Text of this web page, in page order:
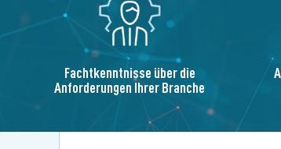
Fachtkenntnisse über die
Anforderungen Ihrer Branche